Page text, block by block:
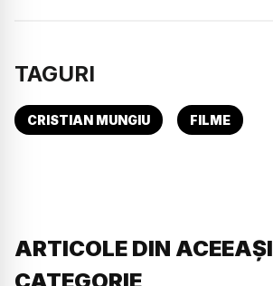
TAGURI
CRISTIAN MUNGIU FILME
ARTICOLE DIN ACEEAȘI
CATEGORIE